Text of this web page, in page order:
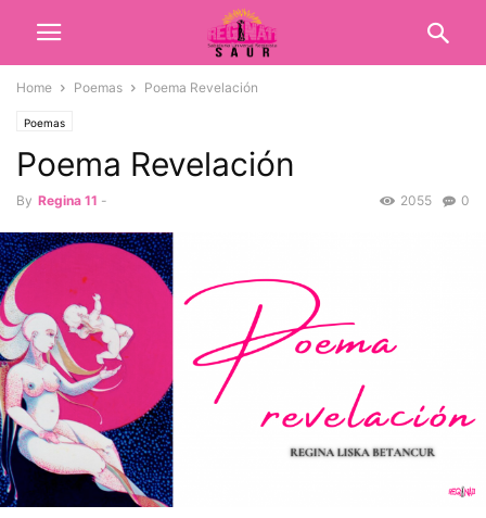
Home Poemas Poema Revelación
Poemas
Poema Revelación
By Regina 11 - 0
2055